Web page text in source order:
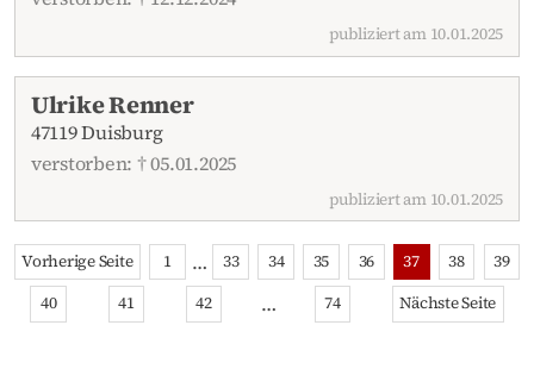
publiziert am 10.01.2025
Ulrike Renner
47119 Duisburg
verstorben: † 05.01.2025
publiziert am 10.01.2025
Vorherige Seite 1 … 33 34 35 36 37 38
39
40
41 42 … 74 Nächste Seite